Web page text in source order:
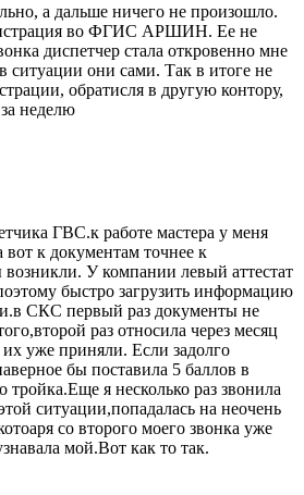
а дальше ничего не произошло.
во ФГИС АРШИН. Ее не
диспетчер стала откровенно мне
ситуации они сами. Так в итоге не
обратисля в другую контору,
неделю
ГВС.к работе мастера у меня
к документам точнее к
У компании левый аттестат
быстро загрузить информацию
СКС первый раз документы не
раз относила через месяц
уже приняли. Если задолго
бы поставила 5 баллов в
тройка.Еще я несколько раз звонила
ситуации,попадалась на неочень
со второго моего звонка уже
мой.Вот как то так.